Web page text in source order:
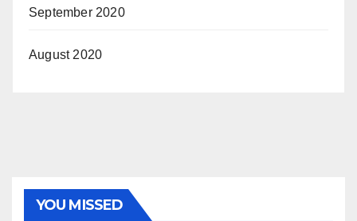
September 2020
August 2020
YOU MISSED